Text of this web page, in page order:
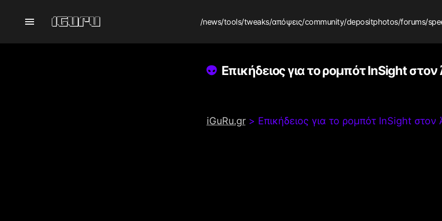
/news/tools/tweaks/απόψεις/community/depositphotos/forums/
Επικήδειος για το ρομπότ InSight
iGuRu.gr> Επικήδειος για το ρομπότ InSight στον